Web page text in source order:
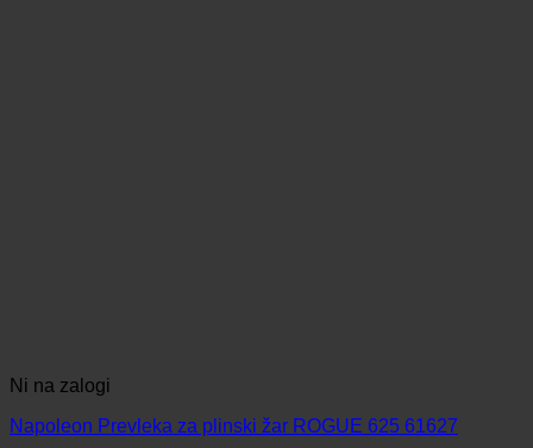
Ni na zalogi
Napoleon Prevleka za plinski žar ROGUE 625 61627